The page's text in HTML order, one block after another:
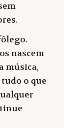
nascem
música,
o que